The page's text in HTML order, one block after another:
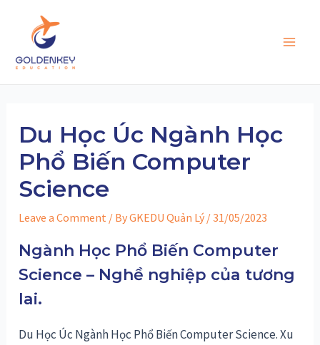
content
Du Học Úc Ngành Học
Phổ Biến Computer
Science
Leave a Comment / ByGKEDU Quản Lý /31/05/2023
Ngành Học Phổ Biến Computer
Science – Nghề nghiệp của tương
lai.
Du Học Úc Ngành Học Phổ Biến Computer Science. Xu